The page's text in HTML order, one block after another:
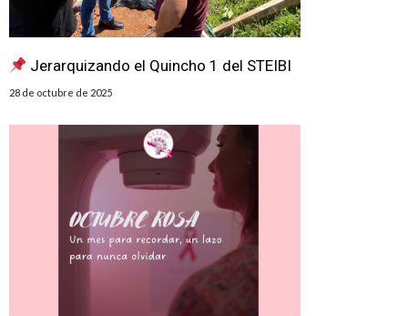
Jerarquizando el Quincho 1 del STEIBI
28 de octubre de 2025